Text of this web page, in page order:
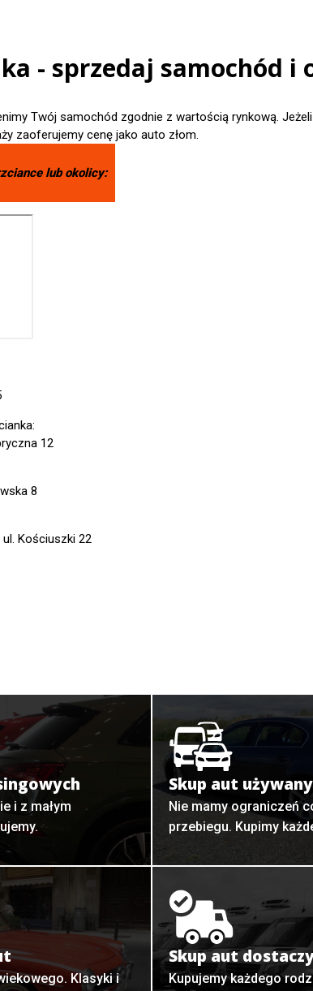
- sprzedaj samochód i
Twój samochód zgodnie z wartością rynkową. Jeżeli
zaoferujemy cenę jako auto złom.
lub okolicy:
12
8
Kościuszki 22
i z małym
Skup aut
Nie mamy ograniczeń
przebiegu. Kupimy
Klasyki i
Skup aut
Kupujemy każdego